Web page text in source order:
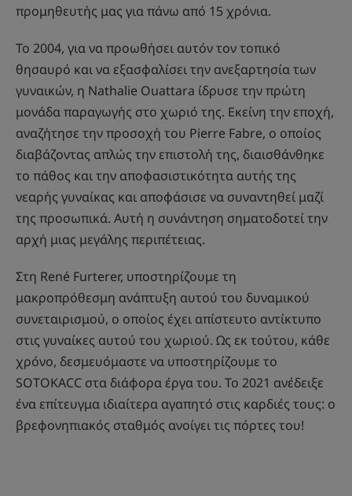
προμηθευτής μας για πάνω από 15 χρόνια.
Το 2004, για να προωθήσει αυτόν τον τοπικό
θησαυρό και να εξασφαλίσει την ανεξαρτησία των
γυναικών, η Nathalie Ouattara ίδρυσε την πρώτη
μονάδα παραγωγής στο χωριό της. Εκείνη την εποχή,
αναζήτησε την προσοχή του Pierre Fabre, ο οποίος
διαβάζοντας απλώς την επιστολή της, διαισθάνθηκε
το πάθος και την αποφασιστικότητα αυτής της
νεαρής γυναίκας και αποφάσισε να συναντηθεί μαζί
της προσωπικά. Αυτή η συνάντηση σηματοδοτεί την
αρχή μιας μεγάλης περιπέτειας.
Στη René Furterer, υποστηρίζουμε τη
μακροπρόθεσμη ανάπτυξη αυτού του δυναμικού
συνεταιρισμού, ο οποίος έχει απίστευτο αντίκτυπο
στις γυναίκες αυτού του χωριού. Ως εκ τούτου, κάθε
χρόνο, δεσμευόμαστε να υποστηρίζουμε το
SOTOKACC στα διάφορα έργα του. Το 2021 ανέδειξε
ένα επίτευγμα ιδιαίτερα αγαπητό στις καρδιές τους: ο
βρεφονηπιακός σταθμός ανοίγει τις πόρτες του!